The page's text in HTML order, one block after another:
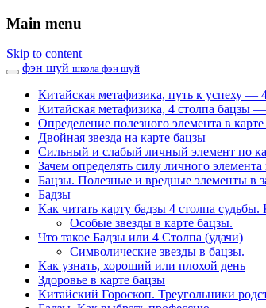
Main menu
Skip to content
фэн шуй школа фэн шуй
Китайская метафизика, путь к успеху —
Китайская метафизика, 4 столпа бацзы
Определение полезного элемента в
Двойная звезда на карте бацзы
Сильный и слабый личный элемент по
Зачем определять силу личного элемента
Бацзы. Полезные и вредные элементы в
Бадзы
Как читать карту бадзы 4 столпа судьбы.
Особые звезды в карте бацзы.
Что такое Бадзы или 4 Столпа (удачи)
Символические звезды в бацзы.
Как узнать, хороший или плохой день
Здоровье в карте бацзы
Китайский Гороскоп. Треугольники